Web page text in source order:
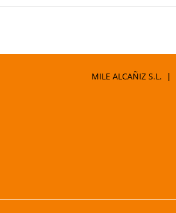
MILE ALCAÑIZ S.L. |